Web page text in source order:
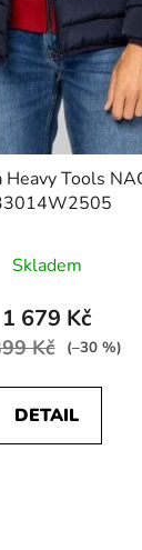
Heavy Tools
Skladem
1 679 Kč
Kč (–30 %)
DETAIL